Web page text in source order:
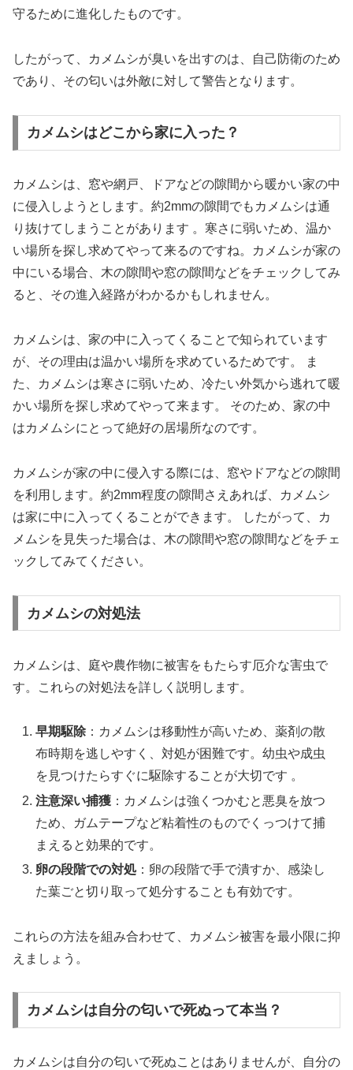
守るために進化したものです。
したがって、カメムシが臭いを出すのは、自己防衛のため
であり、その匂いは外敵に対して警告となります。
カメムシはどこから家に入った？
カメムシは、窓や網戸、ドアなどの隙間から暖かい家の中
に侵入しようとします。約2mmの隙間でもカメムシは通
り抜けてしまうことがあります 。寒さに弱いため、温か
い場所を探し求めてやって来るのですね。カメムシが家の
中にいる場合、木の隙間や窓の隙間などをチェックしてみ
ると、その進入経路がわかるかもしれません。
カメムシは、家の中に入ってくることで知られています
が、その理由は温かい場所を求めているためです。 ま
た、カメムシは寒さに弱いため、冷たい外気から逃れて暖
かい場所を探し求めてやって来ます。 そのため、家の中
はカメムシにとって絶好の居場所なのです。
カメムシが家の中に侵入する際には、窓やドアなどの隙間
を利用します。約2mm程度の隙間さえあれば、カメムシ
は家に中に入ってくることができます。 したがって、カ
メムシを見失った場合は、木の隙間や窓の隙間などをチェ
ックしてみてください。
カメムシの対処法
カメムシは、庭や農作物に被害をもたらす厄介な害虫で
す。これらの対処法を詳しく説明します。
早期駆除：カメムシは移動性が高いため、薬剤の散
布時期を逃しやすく、対処が困難です。幼虫や成虫
を見つけたらすぐに駆除することが大切です 。
注意深い捕獲 ：カメムシは強くつかむと悪臭を放つ
ため、ガムテープなど粘着性のものでくっつけて捕
まえると効果的です。
卵の段階での対処 ：卵の段階で手で潰すか、感染し
た葉ごと切り取って処分することも有効です。
これらの方法を組み合わせて、カメムシ被害を最小限に抑
えましょう。
カメムシは自分の匂いで死ぬって本当？
カメムシは自分の匂いで死ぬことはありませんが、自分の